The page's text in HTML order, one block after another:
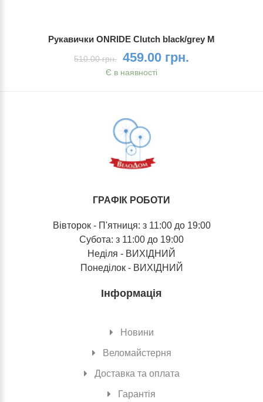
Рукавички ONRIDE Clutch black/grey M
510.00 грн. 459.00 грн.
Є в наявності
ГРАФІК РОБОТИ
Вівторок - П'ятниця: з 11:00 до 19:00
Субота: з 11:00 до 19:00
Неділя - ВИХІДНИЙ
Понеділок - ВИХІДНИЙ
Інформація
Новини
Веломайстерня
Доставка та оплата
Гарантія